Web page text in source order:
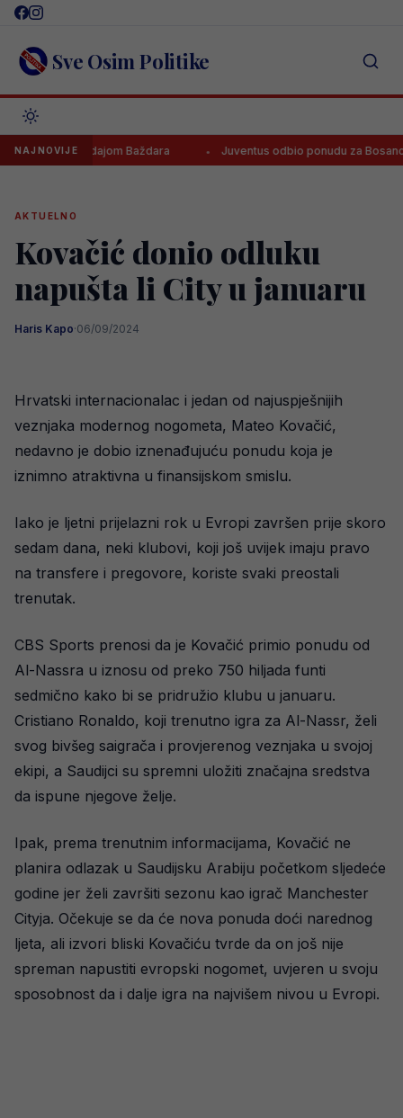
Skip
content Sve Osim Politike
NAJNOVIJE
prodajom Baždara Juventus odbio ponudu za Bosanca,
AKTUELNO
Kovačić donio odluku
napušta li City u januaru
Haris Kapo·06/09/2024
Hrvatski internacionalac i jedan od najuspješnijih
veznjaka modernog nogometa, Mateo Kovačić,
nedavno je dobio iznenađujuću ponudu koja je
iznimno atraktivna u finansijskom smislu.
Iako je ljetni prijelazni rok u Evropi završen prije skoro
sedam dana, neki klubovi, koji još uvijek imaju pravo
na transfere i pregovore, koriste svaki preostali
trenutak.
CBS Sports prenosi da je Kovačić primio ponudu od
Al-Nassra u iznosu od preko 750 hiljada funti
sedmično kako bi se pridružio klubu u januaru.
Cristiano Ronaldo, koji trenutno igra za Al-Nassr, želi
svog bivšeg saigrača i provjerenog veznjaka u svojoj
ekipi, a Saudijci su spremni uložiti značajna sredstva
da ispune njegove želje.
Ipak, prema trenutnim informacijama, Kovačić ne
planira odlazak u Saudijsku Arabiju početkom sljedeće
godine jer želi završiti sezonu kao igrač Manchester
Cityja. Očekuje se da će nova ponuda doći narednog
ljeta, ali izvori bliski Kovačiću tvrde da on još nije
spreman napustiti evropski nogomet, uvjeren u svoju
sposobnost da i dalje igra na najvišem nivou u Evropi.